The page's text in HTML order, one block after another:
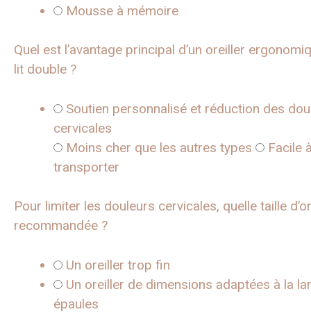
Mousse à mémoire
Quel est l’avantage principal d’un oreiller
lit double ?
Soutien personnalisé et réduction des
cervicales
Moins cher que les autres types
Facile
transporter
Pour limiter les douleurs cervicales, quelle taille
recommandée ?
Un oreiller trop fin
Un oreiller de dimensions adaptées à la
épaules